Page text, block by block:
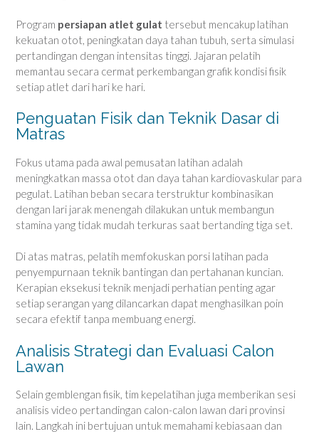
Program persiapan atlet gulat tersebut mencakup latihan
kekuatan otot, peningkatan daya tahan tubuh, serta simulasi
pertandingan dengan intensitas tinggi. Jajaran pelatih
memantau secara cermat perkembangan grafik kondisi fisik
setiap atlet dari hari ke hari.
Penguatan Fisik dan Teknik Dasar di
Matras
Fokus utama pada awal pemusatan latihan adalah
meningkatkan massa otot dan daya tahan kardiovaskular para
pegulat. Latihan beban secara terstruktur kombinasikan
dengan lari jarak menengah dilakukan untuk membangun
stamina yang tidak mudah terkuras saat bertanding tiga set.
Di atas matras, pelatih memfokuskan porsi latihan pada
penyempurnaan teknik bantingan dan pertahanan kuncian.
Kerapian eksekusi teknik menjadi perhatian penting agar
setiap serangan yang dilancarkan dapat menghasilkan poin
secara efektif tanpa membuang energi.
Analisis Strategi dan Evaluasi Calon
Lawan
Selain gemblengan fisik, tim kepelatihan juga memberikan sesi
analisis video pertandingan calon-calon lawan dari provinsi
lain. Langkah ini bertujuan untuk memahami kebiasaan dan